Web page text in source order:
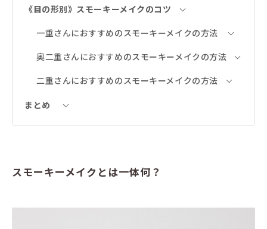
《目の形別》スモーキーメイクのコツ
一重さんにおすすめのスモーキーメイクの方法
奥二重さんにおすすめのスモーキーメイクの方法
二重さんにおすすめのスモーキーメイクの方法
まとめ
スモーキーメイクとは一体何？